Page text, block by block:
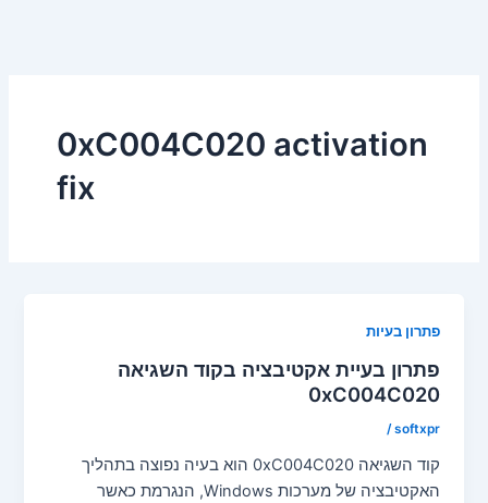
0xC004C020 activation
fix
פתרון בעיות
פתרון בעיית אקטיבציה בקוד השגיאה
0xC004C020
softxpr
/
קוד השגיאה 0xC004C020 הוא בעיה נפוצה בתהליך
האקטיבציה של מערכות Windows, הנגרמת כאשר